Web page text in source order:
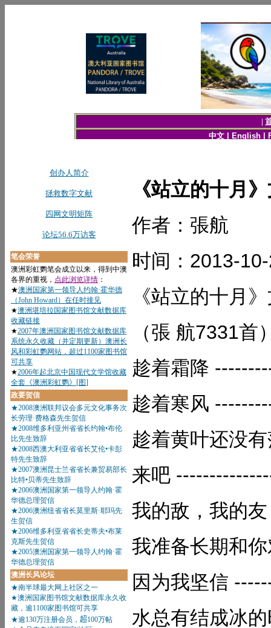
《站立的十月
作者：張航
时间：2013-
《站立的十月
（張 航7331首
趁着霜降
趁着寒风
趁着黄叶还没
来吧
我的敌，我的
我准备长期和
因为我坚信
水总有结成冰